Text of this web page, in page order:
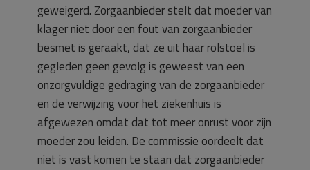
geweigerd. Zorgaanbieder stelt dat moeder van
klager niet door een fout van zorgaanbieder
besmet is geraakt, dat ze uit haar rolstoel is
gegleden geen gevolg is geweest van een
onzorgvuldige gedraging van de zorgaanbieder
en de verwijzing voor het ziekenhuis is
afgewezen omdat dat tot meer onrust voor zijn
moeder zou leiden. De commissie oordeelt dat
niet is vast komen te staan dat zorgaanbieder